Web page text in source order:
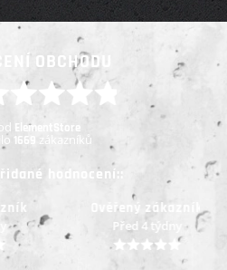
OBCHODU
ElementStore
1669 zákazníků
hodnocení::
Ověřený zákazník
Před 4 týdny